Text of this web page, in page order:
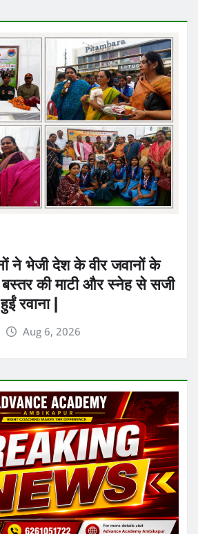
ने भेजी देश के वीर जवानों के
बस्तर की माटी और स्नेह से सजी
रवाना |
Aug 6, 2026